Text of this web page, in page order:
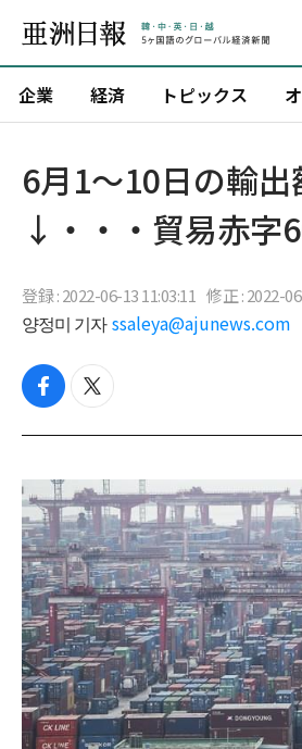
企業 経済 トピックス
6月1～10日の輸
↓・・・貿易赤字
登録 : 2022-06-13 11:03:11 修正 : 2022-
양정미 기자 ssaleya@ajunews.com
f
c
b
o
o
k
t
i
t
e
r